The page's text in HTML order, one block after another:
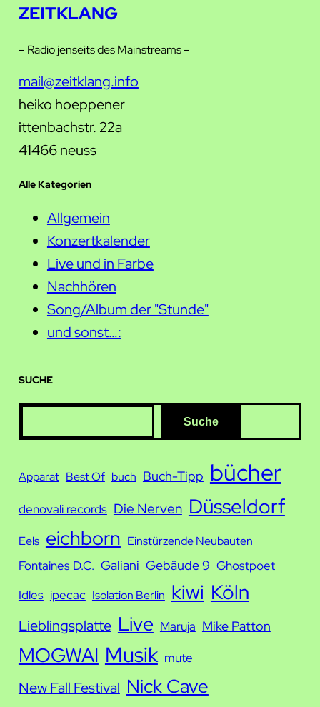
ZEITKLANG
– Radio jenseits des Mainstreams –
mail@zeitklang.info
heiko hoeppener
ittenbachstr. 22a
41466 neuss
Alle Kategorien
Allgemein
Konzertkalender
Live und in Farbe
Nachhören
Song/Album der "Stunde"
und sonst…:
SUCHE
S
u
h
e
Suche
Apparat Best Of buch Buch-Tipp bücher
denovali records Die Nerven Düsseldorf
Eels eichborn Einstürzende Neubauten
Fontaines D.C. Galiani Gebäude 9 Ghostpoet
Idles ipecac Isolation Berlin kiwi Köln
Lieblingsplatte Live Maruja Mike Patton
MOGWAI Musik mute
New Fall Festival Nick Cave